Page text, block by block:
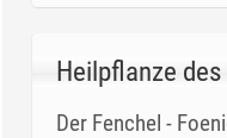
Heilpflanze
Der Fenchel -